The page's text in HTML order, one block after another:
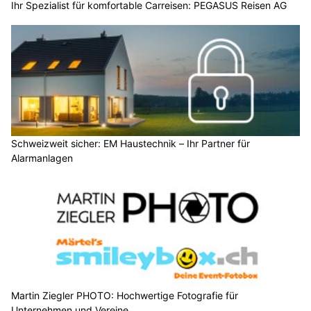
Ihr Spezialist für komfortable Carreisen: PEGASUS Reisen AG
Schweizweit sicher: EM Haustechnik – Ihr Partner für
Alarmanlagen
Martin Ziegler PHOTO: Hochwertige Fotografie für